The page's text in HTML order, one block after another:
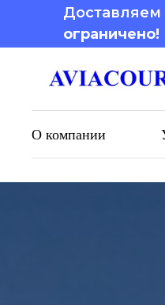
Доставляем
ограничено!
О компании